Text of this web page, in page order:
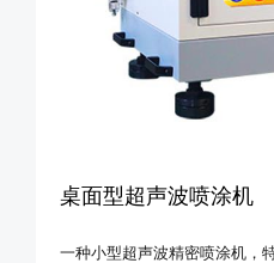
桌面型超声波喷涂机
一种小型超声波精密喷涂机，